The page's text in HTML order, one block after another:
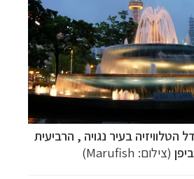
הטלוויזיה בעיר נגויה , הרביעית
(צילום: Marufish)